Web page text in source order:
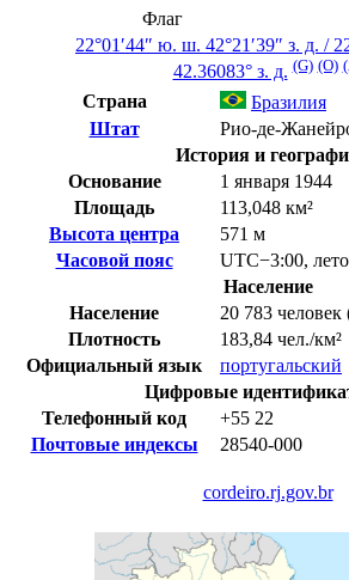
Флаг
22°01′44″ ю. ш. 42°21′39″ з. д. /
42.36083° з. д. (G) (O)
Страна
Бразилия
Штат
Рио-де-
История и
Основание
1 января 1944
Площадь
113,048 км²
Высота центра
571 м
Часовой пояс
UTC−3:00,
Население
Население
20 783 человек
Плотность
183,84 чел./км²
Официальный язык
португальский
Цифровые
Телефонный код
+55 22
Почтовые индексы
28540-000
cordeiro.rj.gov.br